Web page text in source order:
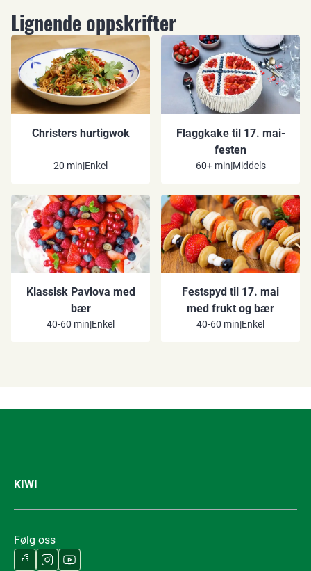
Lignende oppskrifter
Christers hurtigwok
20 min|Enkel
Flaggkake til 17. mai-
festen
60+ min|Middels
Klassisk Pavlova med
bær
40-60 min|Enkel
Festspyd til 17. mai
med frukt og bær
40-60 min|Enkel
KIWI
Følg oss